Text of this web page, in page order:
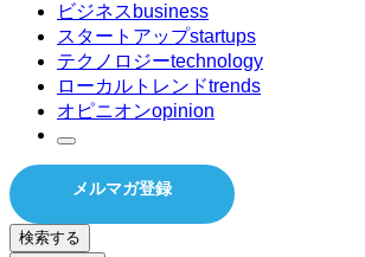
ビジネス business
スタートアップstartups
テクノロジーtechnology
ローカルトレンドtrends
オピニオンopinion
メルマガ登録
検索する